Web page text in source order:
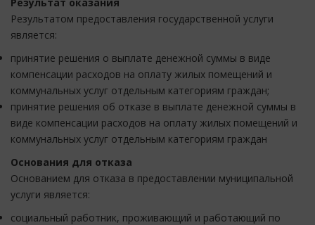
Результатом предоставления государственной услуги
является:
принятие решения о выплате денежной суммы в виде
компенсации расходов на оплату жилых помещений и
коммунальных услуг отдельным категориям граждан;
принятие решения об отказе в выплате денежной суммы в
виде компенсации расходов на оплату жилых помещений и
коммунальных услуг отдельным категориям граждан
Основания для отказа
Основанием для отказа в предоставлении муниципальной
услуги является:
социальный работник, проживающий и работающий по